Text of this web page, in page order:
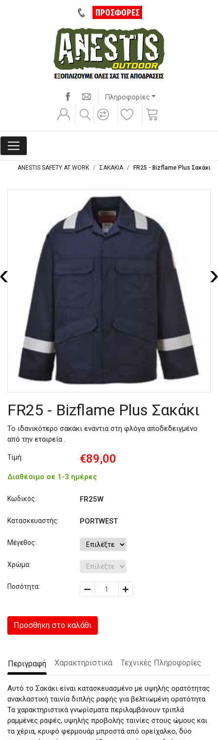
ΠΡΟΣΦΟΡΕΣ
Πληροφορίες
ANESTIS SAFETY AT WORK ΣΑΚΑΚΙΑ FR25 - Bizflame Plus Σακάκι
FR25 - Bizflame Plus Σακάκι
Το ιδανικότερο σακάκι ενάντια στη φλόγα αποδεδειγμένο
από την εταιρεία .
Τιμή: €89,00
Διαθέσιμο σε 1-3 ημέρες
Κωδικός: FR25W
Κατασκευαστής: PORTWEST
Μέγεθος:
Χρώμα:
Ποσότητα:
Προσθήκη στο καλάθι
Περιγραφή Χαρακτηριστικά Τεχνικές Πληροφορίες
Αυτό το Σακάκι είναι κατασκευασμένο με υψηλής ορατότητας
ανακλαστική ταινία διπλής ραφής για βελτιωμένη ορατότητα.
Τα χαρακτηριστικά γνωρίσματα περιλαμβάνουν τριπλά
ραμμένες ραφές, υψηλής προβολής ταινίες στους ώμους και
τα χέρια, κρυφό φερμουάρ μπροστά από ορείχαλκο, δύο